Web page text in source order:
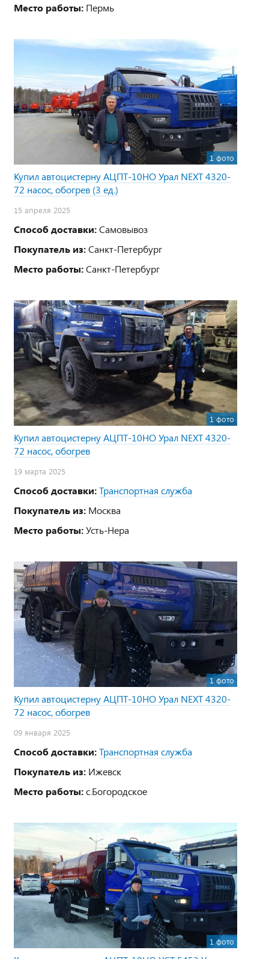
Место работы: Пермь
1 фото
Купил автоцистерну АЦПТ-10НО Урал NEXT 4320-
72 насос, обогрев (3 ед.)
15 апреля 2025
Способ доставки:Самовывоз
Покупатель из:Санкт-Петербург
Место работы:Санкт-Петербург
1 фото
Купил автоцистерну АЦПТ-10НО Урал NEXT 4320-
72 насос, обогрев
19 марта 2025
Способ доставки:Транспортная служба
Покупатель из: Москва
Место работы:Усть-Нера
1 фото
Купил автоцистерну АЦПТ-10НО Урал NEXT 4320-
72 насос, обогрев
09 января 2025
Способ доставки:Транспортная служба
Покупатель из: Ижевск
Место работы:с.Богородское
1 фото